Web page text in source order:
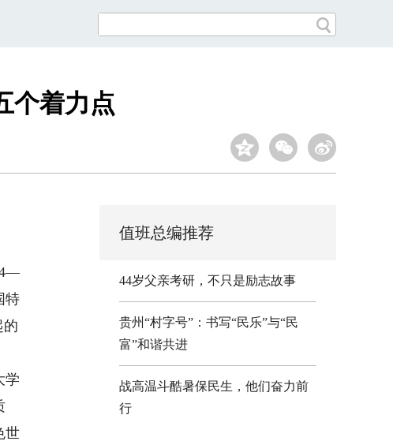
个着力点
特
的
学
世
值班总编推荐
44岁父亲考研，不只是励志故事
贵州“村字号”：书写“民乐”与“民
富”和谐共进
战高温斗酷暑保民生，他们奋力前
行